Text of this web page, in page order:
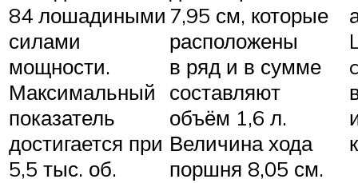
84 лошадиными
силами
мощности.
Максимальный
показатель
достигается при
5,5 тыс. об.
7,95 см, которые
расположены
в ряд и в сумме
составляют
объём 1,6 л.
Величина хода
поршня 8,05 см.